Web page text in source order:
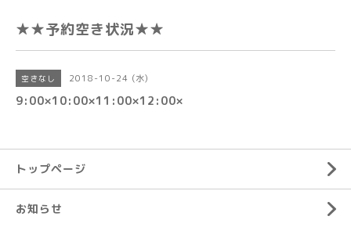
★★予約空き状況★★
空きなし 2018-10-24 (水)
9:00×10:00×11:00×12:00×
トップページ
お知らせ